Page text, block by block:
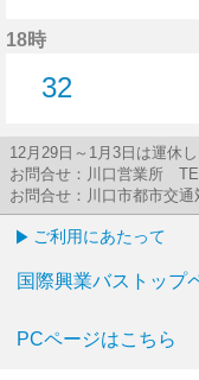
18時
32
12月29日～1月3日は運休し
お問合せ：川口営業所
お問合せ：川口市都市交
ご利用にあたって
国際興業バストップ
PCページはこちら